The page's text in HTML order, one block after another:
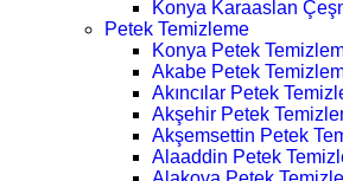
Konya Karaaslan
Petek Temizleme
Konya Petek
Akabe Petek
Akıncılar Petek
Akşehir Petek
Akşemsettin Petek
Alaaddin Petek